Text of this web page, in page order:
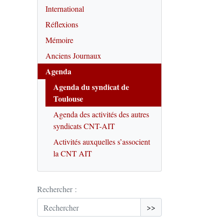
International
Réflexions
Mémoire
Anciens Journaux
Agenda
Agenda du syndicat de
Toulouse
Agenda des activités des autres
syndicats CNT-AIT
Activités auxquelles s’associent
la CNT AIT
Rechercher :
>>